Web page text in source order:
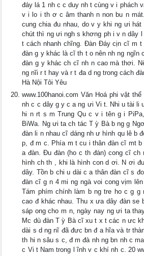
đáy lá 1 nh c c duy nh t cùng v i phách
v i lo i th ơ c âm thanh n non bu n
cung chia đu nhau, do v y khi ng ưi
chút thì ng ưi ngh s khơng ph i v n dây
t cách nhanh chĩng. Đàn Đáy cịn cĩ m
đàn g y khác là cĩ th t o nên nh ng ngĩn
đàn g y khác ch cĩ nh n cao mà thơi.
ng nĩi r t hay và r t đa d ng trong cách
Hà Nội Tôi Yêu
www.100hanoi.com Văn Hoá phi vật
nh c c dây g y c a ng ưi Vi t. Nhi u tài li
hi n rt s m Trung Qu c v i tên g i
BiWa. Ng ưi ta ch tác T ỳ Bà b ng g
đàn li n nhau cĩ dáng nh ư hình qu lê b
p, đ m c. Phía m t cu i thân đàn cĩ mt
a đàn. Đu đàn (ho c th đàn) cong cĩ
hình ch th , khi là hình con d ơi. N ơi
dây. Tồn b chi u dài c a thân đàn cĩ s
đàn cĩ g n 4 mi ng ngà voi cong vịm
Tám phím chính làm b ng tre ho c g g
cao đ khác nhau. Thu x ưa dây đàn
sáp ong cho m n, ngày nay ng ưi ta
Mc dù đàn T ỳ Bà cĩ xu t x t các n ưc
dài s d ng nĩ đã đưc bn đ a hĩa và tr
th hi n sâu s c, đ m đà nh ng bn nh c
c Vi t Nam trong l ĩnh v c khí nh c. 20